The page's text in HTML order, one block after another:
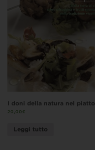
I doni della natura nel piatto
20,00€
Leggi tutto